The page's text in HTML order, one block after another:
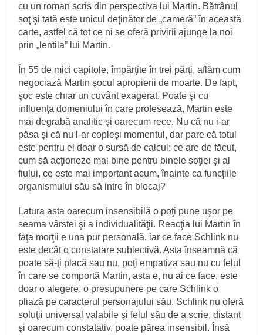
cu un roman scris din perspectiva lui Martin. Bătrânul
soţ şi tată este unicul deţinător de „cameră” în această
carte, astfel că tot ce ni se oferă privirii ajunge la noi
prin „lentila” lui Martin.
În 55 de mici capitole, împărţite în trei părţi, aflăm cum
negociază Martin şocul apropierii de moarte. De fapt,
şoc este chiar un cuvânt exagerat. Poate şi cu
influenţa domeniului în care profesează, Martin este
mai degrabă analitic şi oarecum rece. Nu că nu i-ar
păsa şi că nu l-ar copleşi momentul, dar pare că totul
este pentru el doar o sursă de calcul: ce are de făcut,
cum să acţioneze mai bine pentru binele soţiei şi al
fiului, ce este mai important acum, înainte ca funcţiile
organismului său să intre în blocaj?
Latura asta oarecum insensibilă o poţi pune uşor pe
seama vârstei şi a individualităţii. Reacţia lui Martin în
faţa morţii e una pur personală, iar ce face Schlink nu
este decât o constatare subiectivă. Asta înseamnă că
poate să-ţi placă sau nu, poţi empatiza sau nu cu felul
în care se comportă Martin, asta e, nu ai ce face, este
doar o alegere, o presupunere pe care Schlink o
pliază pe caracterul personajului său. Schlink nu oferă
soluţii universal valabile şi felul său de a scrie, distant
şi oarecum constatativ, poate părea insensibil. Însă